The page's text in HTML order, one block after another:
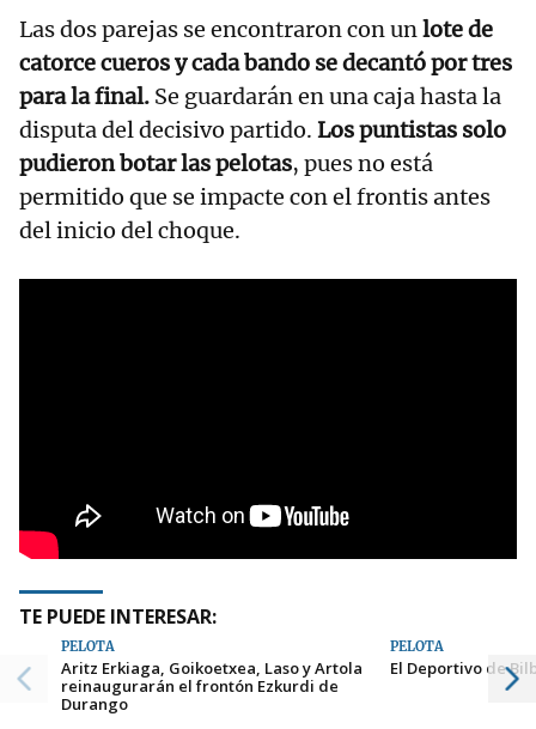
Las dos parejas se encontraron con unlote de
catorce cueros y cada bando se decantó por tres
para la final. Se guardarán en una caja hasta la
disputa del decisivo partido. Los puntistas solo
pudieron botar las pelotas, pues no está
permitido que se impacte con el frontis antes
del inicio del choque.
TE PUEDE INTERESAR:
PELOTA
Aritz Erkiaga, Goikoetxea, Laso y Artola
reinaugurarán el frontón Ezkurdi de
Durango
PELOTA
El Deportivo de